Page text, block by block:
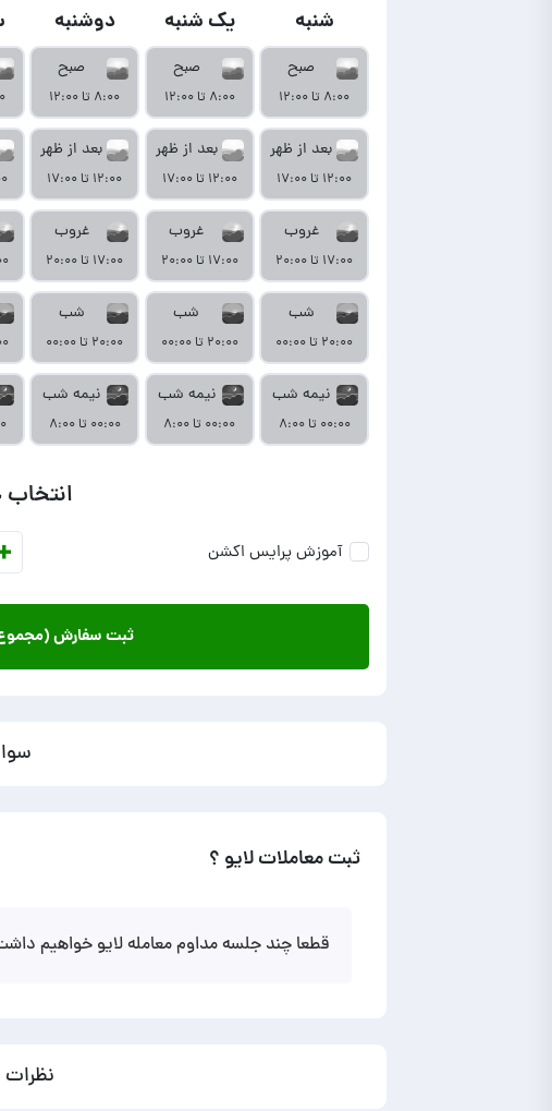
شنبه
صبح
۸:۰۰ تا ۱۲:۰۰
بعد از ظهر
۱۲:۰۰ تا ۱۷:۰۰
غروب
۱۷:۰۰ تا ۲۰:۰۰
شب
۲۰:۰۰ تا ۰۰:۰۰
نیمه شب
۰۰:۰۰ تا ۸:۰۰
یک شنبه
صبح
۸:۰۰ تا ۱۲:۰۰
بعد از ظهر
۱۲:۰۰ تا ۱۷:۰۰
غروب
۱۷:۰۰ تا ۲۰:۰۰
شب
۲۰:۰۰ تا ۰۰:۰۰
نیمه شب
۰۰:۰۰ تا ۸:۰۰
دوشنبه
صبح
۸:۰۰ تا ۱۲:۰۰
بعد از ظهر
۱۲:۰۰ تا ۱۷:۰۰
غروب
۱۷:۰۰ تا ۲۰:۰۰
شب
۲۰:۰۰ تا ۰۰:۰۰
نیمه شب
۰۰:۰۰ تا ۸:۰۰
آموزش پرایس اکشن
ثبت سفارش
ثبت معاملات لایو ؟
قطعا چند جلسه مداوم معامله لایو خواهیم